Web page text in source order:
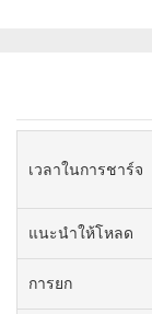
เวลาในการชาร์จ
แนะนำให้โหลด
การยก